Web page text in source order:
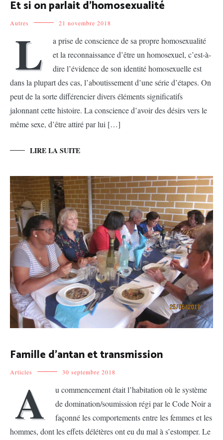
Et si on parlait d’homosexualité
Autres 21 novembre 2018
L
a prise de conscience de sa propre homosexualité
et la reconnaissance d’être un homosexuel, c’est-à-
dire l’évidence de son identité homosexuelle est
dans la plupart des cas, l’aboutissement d’une série d’étapes. On
peut de la sorte différencier divers éléments significatifs
jalonnant cette histoire. La conscience d’avoir des désirs vers le
même sexe, d’être attiré par lui […]
LIRE LA SUITE
Famille d’antan et transmission
Articles 30 septembre 2018
A
u commencement était l’habitation où le système
de domination/soumission régi par le Code Noir a
façonné les comportements entre les femmes et les
hommes, dont les effets délétères ont eu du mal à s’estomper. Le